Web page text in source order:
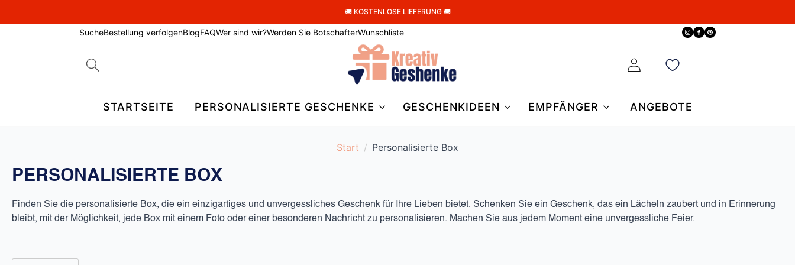
🚚 KOSTENLOSE LIEFERUNG 🚚
SucheBestellung verfolgenBlogFAQWer sind wir?Werden Sie BotschafterWunschliste
STARTSEITE PERSONALISIERTE GESCHENKE GESCHENKIDEEN EMPFÄNGER ANGEBOTE
Start Personalisierte Box
PERSONALISIERTE BOX
Finden Sie die personalisierte Box, die ein einzigartiges und unvergessliches Geschenk für Ihre Lieben bietet. Schenken Sie ein Geschenk, das ein Lächeln zaubert und in Erinnerung
bleibt, mit der Möglichkeit, jede Box mit einem Foto oder einer besonderen Nachricht zu personalisieren. Machen Sie aus jedem Moment eine unvergessliche Feier.